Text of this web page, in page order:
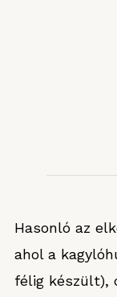
Hasonló az
ahol a
félig készült),